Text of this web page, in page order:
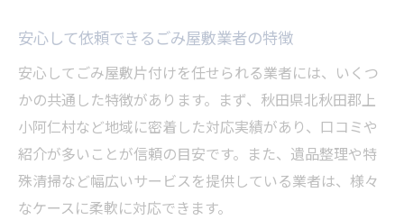
安心して依頼できるごみ屋敷業者の特徴
安心してごみ屋敷片付けを任せられる業者には、いくつ
かの共通した特徴があります。まず、秋田県北秋田郡上
小阿仁村など地域に密着した対応実績があり、口コミや
紹介が多いことが信頼の目安です。また、遺品整理や特
殊清掃など幅広いサービスを提供している業者は、様々
なケースに柔軟に対応できます。